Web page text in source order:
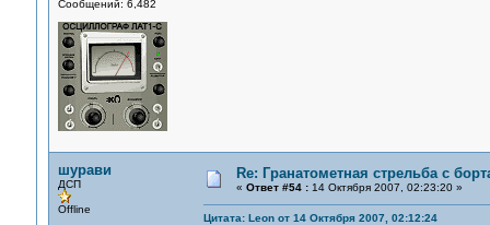
Сообщений: 6,482
шурави
ДСП
Offline
Re: Гранатометная стрельба с
« Ответ #54 :14 Октября 2007, 02:23:20 »
Цитата: Leon от 14 Октября 2007, 02:12:24